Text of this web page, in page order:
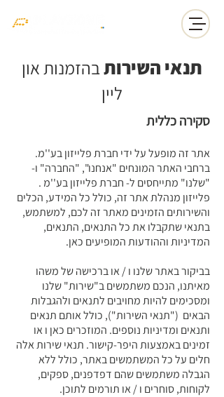
תנאי השירותבהזמנות און
ליין
סקירה כללית
אתר זה מופעל על ידי חברת פלייזון בע''מ.
ברחבי האתר המונחים "אנחנו", "החברה" ו-
"שלנו" מתייחסים ל- חברת פלייזון בע''מ .
פלייזון מנהלת אתר זה, כולל כל המידע, הכלים
והשירותים הזמינים מאתר זה לכם, למשתמש,
בתנאי שתקבלו את כל התנאים, התנאים,
המדיניות וההודעות המופיעים כאן.
בביקור באתר שלנו ו / או ברכישה של משהו
מאיתנו, הנכם משתמשים ב"שירות" שלנו
ומסכימים להיות מחויבים לתנאים ולהגבלות
הבאים ("תנאי השירות"), כולל אותם תנאים
ותנאים ומדיניות נוספים. המוזכרים כאן ו או
זמינים באמצעות היפר-קישור. תנאי שירות אלה
חלים על כל המשתמשים באתר, כולל ללא
הגבלה משתמשים שהם דפדפנים, ספקים,
לקוחות, סוחרים ו / או תורמים לתוכן.